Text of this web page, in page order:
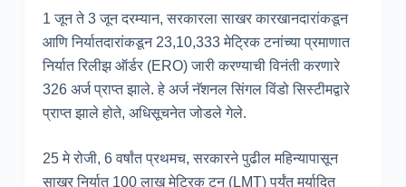
1 जून ते 3 जून दरम्यान, सरकारला साखर कारखानदारांकडून
आणि निर्यातदारांकडून 23,10,333 मेट्रिक टनांच्या प्रमाणात
निर्यात रिलीझ ऑर्डर (ERO) जारी करण्याची विनंती करणारे
326 अर्ज प्राप्त झाले. हे अर्ज नॅशनल सिंगल विंडो सिस्टीमद्वारे
प्राप्त झाले होते, अधिसूचनेत जोडले गेले.
25 मे रोजी, 6 वर्षांत प्रथमच, सरकारने पुढील महिन्यापासून
साखर निर्यात 100 लाख मेट्रिक टन (LMT) पर्यंत मर्यादित